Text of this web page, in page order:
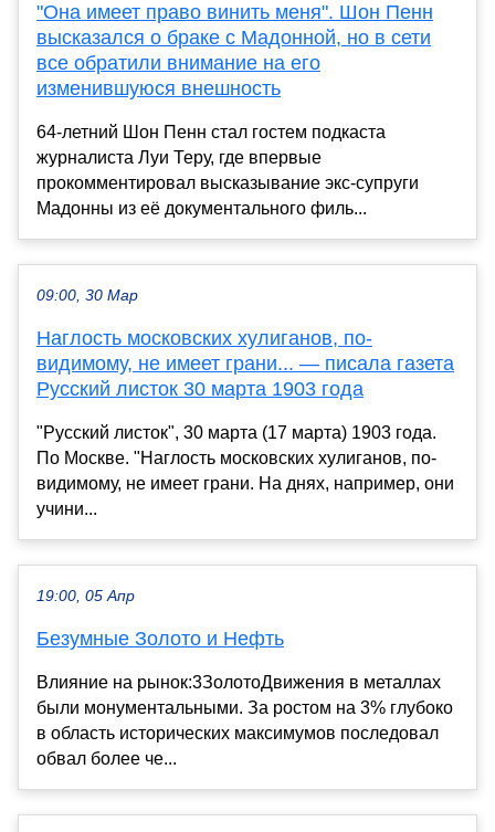
"Она имеет право винить меня". Шон Пенн
высказался о браке с Мадонной, но в сети
все обратили внимание на его
изменившуюся внешность
64-летний Шон Пенн стал гостем подкаста
журналиста Луи Теру, где впервые
прокомментировал высказывание экс-супруги
Мадонны из её документального филь...
09:00, 30 Мар
Наглость московских хулиганов, по-
видимому, не имеет грани... — писала газета
Русский листок 30 марта 1903 года
"Русский листок", 30 марта (17 марта) 1903 года.
По Москве. "Наглость московских хулиганов, по-
видимому, не имеет грани. На днях, например, они
учини...
19:00, 05 Апр
Безумные Золото и Нефть
Влияние на рынок:3ЗолотоДвижения в металлах
были монументальными. За ростом на 3% глубоко
в область исторических максимумов последовал
обвал более че...